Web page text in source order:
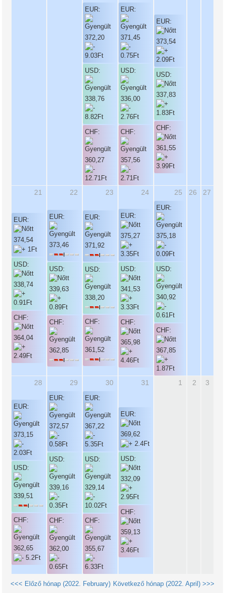
EUR:
372,20
USD:
338,76
CHF:
360,27
EUR:
371,45
USD:
336,00
CHF:
357,56
EUR:
373,54
USD:
337,83
CHF:
361,55
21
EUR:
374,54
USD:
338,74
CHF:
364,04
22
EUR:
373,46
USD:
339,63
CHF:
362,85
23
EUR:
371,92
USD:
338,20
CHF:
361,52
24
EUR:
375,27
USD:
341,53
CHF:
365,98
25
EUR:
375,18
USD:
340,92
CHF:
367,85
26 27
28
EUR:
373,15
USD:
339,51
CHF:
362,65
29
EUR:
372,57
USD:
339,16
CHF:
362,00
30
EUR:
367,22
USD:
329,14
CHF:
355,67
31
EUR:
369,62
USD:
332,09
CHF:
359,13
1 2 3
<<< Előző hónap (2022. February) Következő hónap (2022. April) >>>